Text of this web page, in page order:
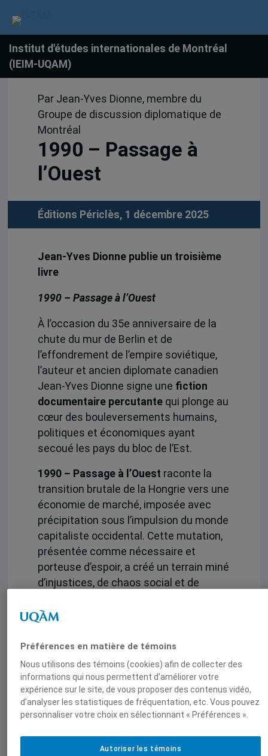
Institut d'études internationales de Montréal
(IEIM-UQAM)
Par Jean-Yves Dionne, membre du
Groupe de discussion diplomatique de
Montréal
1990 – Passage à
l’Ouest
Éditions Périclès, 1 décembre 2025
Jean-Yves Dionne publie un troisième
livre
1990 – Passage à l’Ouest
À l’occasion du 35e anniversaire de la
chute du mur de Berlin et de
l’effondrement de l’empire soviétique,
l’auteur et ancien diplomate canadien
Jean-Yves Dionne signe une fiction
documentaire percutantequi plonge au
cœur des bouleversements humains,
politiques et économiques ayant
secoué les pays du bloc de l’Est.
1990 – Passage à l’Ouest raconte la
transition brutale de la Hongrie vers une
économie de marché, imposée avec
précipitation sous l’impulsion du monde
capitaliste occidental. Cette mutation,
présentée comme nécessaire et
porteuse d’espoir, a créé un terrain miné
d’injustices, de chaos social et de
bonnes intentions… mais déconnectées
attaché économique à l’ambassade du
Canada à Budapest, tente de naviguer
dans ce nouveau paradigme. Dans une
chancellerie mal préparée à ce virage
historique, le lecteur plonge dans les
coulisses d’une ambassade à Budapest
Préférences en matière de témoins
Nous utilisons des témoins (cookies) afin de collecter des
informations qui nous permettent d’améliorer votre
expérience sur le site, de vous proposer des contenus vidéo,
d’analyser les statistiques de fréquentation, etc. Vous pouvez
personnaliser votre choix en sélectionnant « Préférences ».
Autoriser les témoins